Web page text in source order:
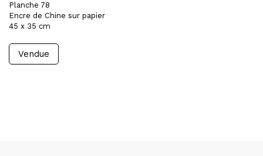
Planche 78
Encre de Chine sur papier
45 x 35 cm
Vendue